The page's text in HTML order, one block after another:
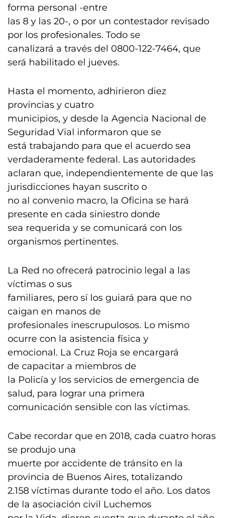
forma personal -entre
las 8 y las 20-, o por un contestador revisado
por los profesionales. Todo se
canalizará a través del 0800-122-7464, que
será habilitado el jueves.
Hasta el momento, adhirieron diez
provincias y cuatro
municipios, y desde la Agencia Nacional de
Seguridad Vial informaron que se
está trabajando para que el acuerdo sea
verdaderamente federal. Las autoridades
aclaran que, independientemente de que las
jurisdicciones hayan suscrito o
no al convenio macro, la Oficina se hará
presente en cada siniestro donde
sea requerida y se comunicará con los
organismos pertinentes.
La Red no ofrecerá patrocinio legal a las
víctimas o sus
familiares, pero sí los guiará para que no
caigan en manos de
profesionales inescrupulosos. Lo mismo
ocurre con la asistencia física y
emocional. La Cruz Roja se encargará
de capacitar a miembros de
la Policía y los servicios de emergencia de
salud, para lograr una primera
comunicación sensible con las víctimas.
Cabe recordar que en 2018, cada cuatro horas
se produjo una
muerte por accidente de tránsito en la
provincia de Buenos Aires, totalizando
2.158 víctimas durante todo el año. Los datos
de la asociación civil Luchemos